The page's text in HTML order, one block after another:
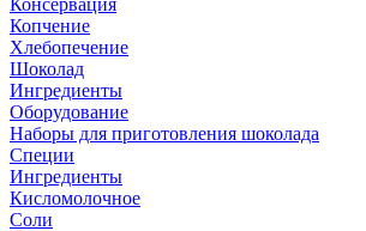
Консервация
Копчение
Хлебопечение
Шоколад
Ингредиенты
Оборудование
Наборы для приготовления шоколада
Специи
Ингредиенты
Кисломолочное
Соли